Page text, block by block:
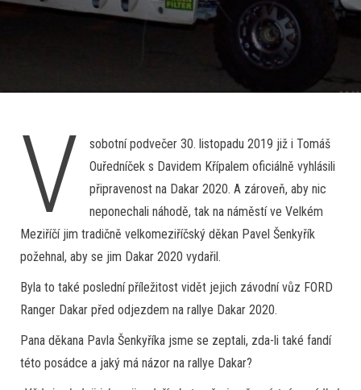
V
sobotní podvečer 30. listopadu 2019 již i Tomáš
Ouředníček s Davidem Křípalem oficiálně vyhlásili
připravenost na Dakar 2020. A zároveň, aby nic
neponechali náhodě, tak na náměstí ve Velkém
Meziříčí jim tradičně velkomeziříčský děkan Pavel Šenkyřík
požehnal, aby se jim Dakar 2020 vydařil.
Byla to také poslední příležitost vidět jejich závodní vůz FORD
Ranger Dakar před odjezdem na rallye Dakar 2020.
Pana děkana Pavla Šenkyříka jsme se zeptali, zda-li také fandí
této posádce a jaký má názor na rallye Dakar?